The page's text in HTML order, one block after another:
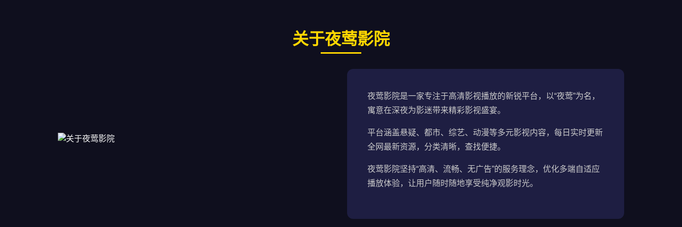
关于夜莺影院
夜莺影院是一家专注于高清影视播放的新锐平台，以“夜莺”为名，
寓意在深夜为影迷带来精彩影视盛宴。
平台涵盖悬疑、都市、综艺、动漫等多元影视内容，每日实时更新
全网最新资源，分类清晰，查找便捷。
夜莺影院坚持“高清、流畅、无广告”的服务理念，优化多端自适应
播放体验，让用户随时随地享受纯净观影时光。